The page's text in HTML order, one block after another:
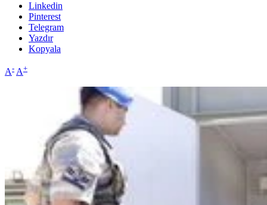
Linkedin
Pinterest
Telegram
Yazdır
Kopyala
A- A+